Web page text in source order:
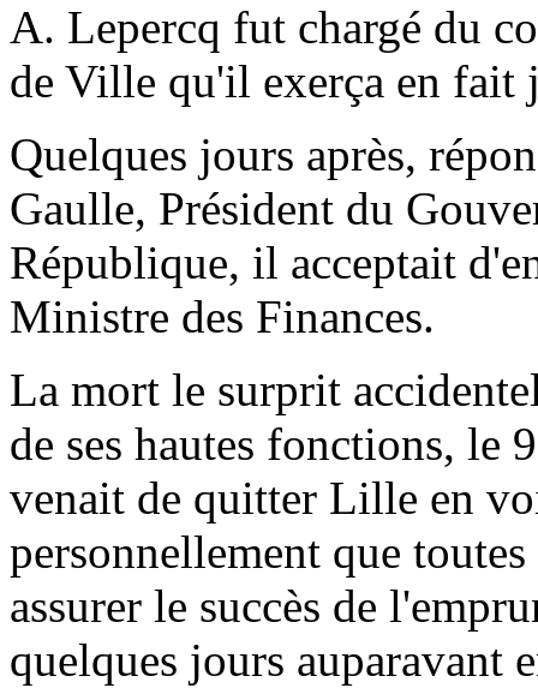
A. Lepercq fut chargé du
de Ville qu'il exerça en fait
Quelques jours après,
Gaulle, Président du
République, il acceptait
Ministre des Finances.
La mort le surprit
de ses hautes fonctions, le
venait de quitter Lille en
personnellement que
assurer le succès de
quelques jours auparavant